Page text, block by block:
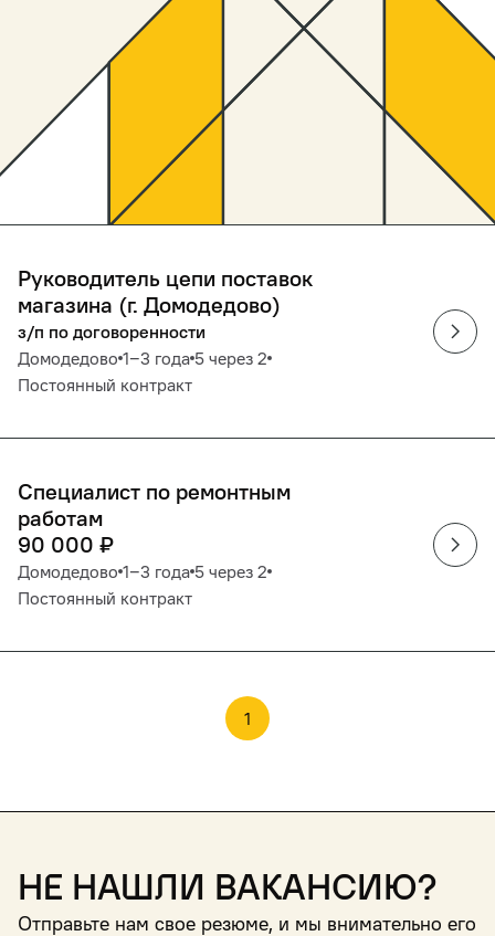
Руководитель цепи поставок
магазина (г. Домодедово)
з/п по договоренности
Домодедово 1‒3 года 5 через 2
Постоянный контракт
Специалист по ремонтным
работам
90 000 ₽
Домодедово 1‒3 года 5 через 2
Постоянный контракт
1
Не нашли вакансию?
Отправьте нам свое резюме, и мы внимательно его